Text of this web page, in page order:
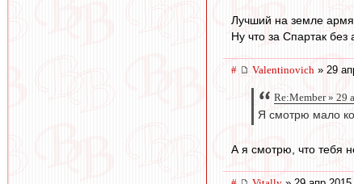
Лучший на земле
Ну что за Спартак без
# Valentinovich » 29
Re:Member » 29
Я смотрю мало
А я смотрю, что тебя